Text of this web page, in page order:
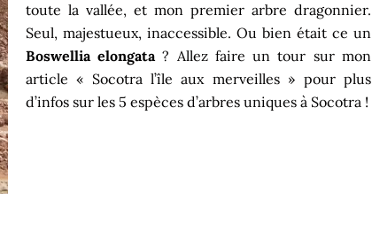
toute la vallée, et mon premier arbre dragonnier.
Seul, majestueux, inaccessible. Ou bien était ce un
Boswellia elongata? Allez faire un tour sur mon
article « Socotra l’île aux merveilles » pour plus
d’infos sur les 5 espèces d’arbres uniques à Socotra !